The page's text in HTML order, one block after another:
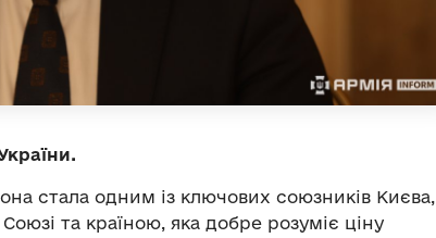
стала одним із ключових союзників Києва,
та країною, яка добре розуміє ціну